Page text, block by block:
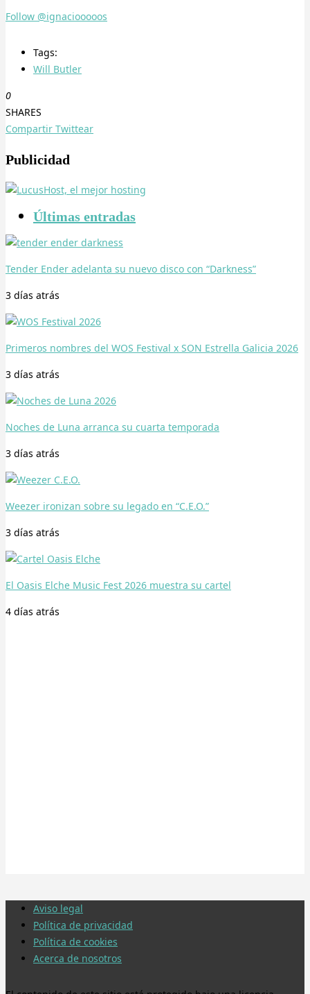
Follow @ignaciooooos
Tags:
Will Butler
0
SHARES
Compartir Twittear
Publicidad
Últimas entradas
Tender Ender adelanta su nuevo disco con “Darkness”
3 días atrás
Primeros nombres del WOS Festival x SON Estrella Galicia 2026
3 días atrás
Noches de Luna arranca su cuarta temporada
3 días atrás
Weezer ironizan sobre su legado en “C.E.O.”
3 días atrás
El Oasis Elche Music Fest 2026 muestra su cartel
4 días atrás
Aviso legal
Política de privacidad
Política de cookies
Acerca de nosotros